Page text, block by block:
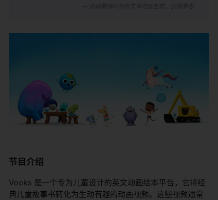
节目介绍
Vooks 是一个专为儿童设计的英文动画绘本平台，它将经
典儿童故事书转化为生动有趣的动画视频。这些视频通常